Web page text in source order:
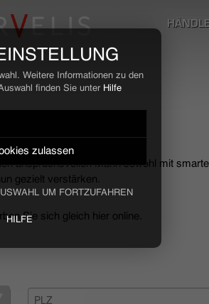
Weitere Informationen zu den
finden Sie unter Hilfe
zulassen
UM FORTZUFAHREN
HILFE
anspruchsvollen Mann sowohl mit
gezielt verstärken.
Sie sich gleich hier online.